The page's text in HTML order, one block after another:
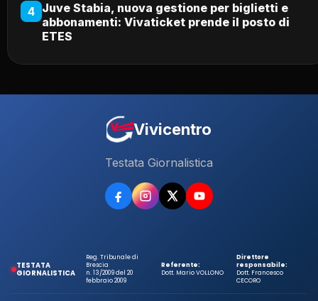
4 Juve Stabia, nuova gestione per biglietti e
abbonamenti: Vivaticket prende il posto di
ETES
Vivicentro
Testata Giornalistica
TESTATA
GIORNALISTICA
Reg. Tribunale di
Brescia
n. 13/2009 del 20
febbraio 2009
Referente:
Dott. Mario VOLLONO
Direttore
responsabile:
Dott. Francesco
CECORO